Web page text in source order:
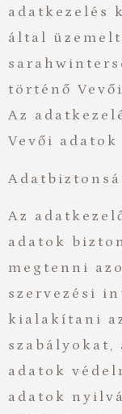
adatkezelés
által
történő
Az
Vevői
Az
adatok
megtenni
szervezési
kialakítani
szabályokat,
adatok
adatok